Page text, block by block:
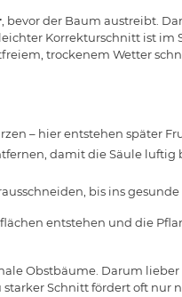
, bevor der Baum austreibt.
Korrekturschnitt ist im
trockenem Wetter
– hier entstehen später
damit die Säule
bis ins gesunde
entstehen und die
Obstbäume. Darum lieber
Schnitt fördert oft nur